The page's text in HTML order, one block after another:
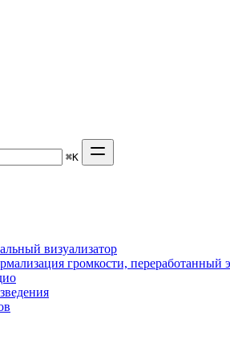
⌘K
визуализатор
громкости, переработанный